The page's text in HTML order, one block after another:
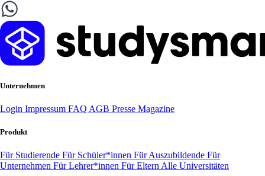
Unternehmen
Login Impressum FAQ AGB Presse Magazine
Produkt
Für Studierende Für Schüler*innen Für Auszubildende Für
Unternehmen Für Lehrer*innen Für Eltern Alle Universitäten